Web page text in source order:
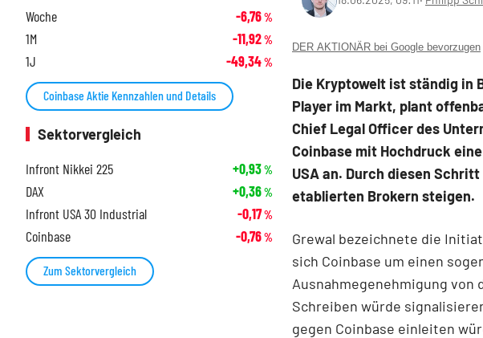
DER AKTIONÄR bei Google bevorzugen
Die Kryptowelt ist ständig in
Player im Markt, plant
Chief Legal Officer des
Coinbase mit Hochdruck
USA an. Durch diesen
etablierten Brokern steigen.
Grewal bezeichnete die
sich Coinbase um einen
Ausnahmegenehmigung von
Schreiben würde
gegen Coinbase einleiten
Woche -6,76%
1M -11,92%
1J -49,34%
Coinbase Aktie Kennzahlen und Details
Sektorvergleich
Infront Nikkei 225
+0,93%
DAX +0,36%
Infront USA 30 Industrial -0,17%
Coinbase -0,76%
Zum Sektorvergleich